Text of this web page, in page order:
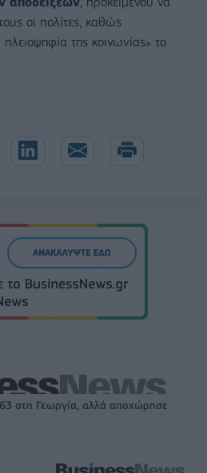
οι πολίτες, καθώς
της κοινωνίας» το
στη Γεωργία, αλλά αποχώρησε